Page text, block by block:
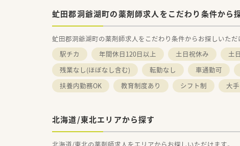
虻田郡洞爺湖町の薬剤師求人をこだわり条件から
虻田郡洞爺湖町の薬剤師求人をこだわり条件からお探しいただ
駅チカ
年間休日120日以上 土日祝休み 土
残業なし(ほぼなし含む)
転勤なし 車通勤可
扶養内勤務OK
教育制度あり シフト制 大
北海道/東北エリアから探す
北海道/東北の薬剤師求人をエリアからお探しいただけます。